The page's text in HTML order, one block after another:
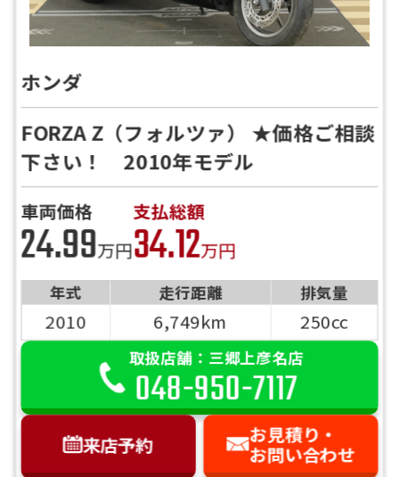
ホンダ
FORZA Z（フォルツァ） ★価格ご相談
下さい！ 2010年モデル
車両価格
24.99万円
支払総額
34.12万円
年式 走行距離 排気量
2010 6,749km 250cc
取扱店舗：三郷上彦名店
048-950-7117
来店予約
お見積り・
お問い合わせ